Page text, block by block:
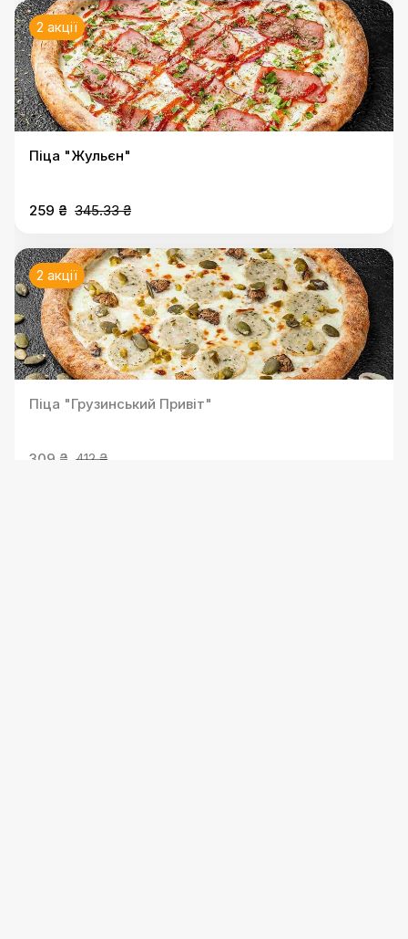
2 акції
Піца "Жульєн"
259 ₴ 345.33 ₴
2 акції
Піца "Грузинський Привіт"
309 ₴ 412 ₴